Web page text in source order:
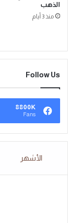
الذهب
منذ 3 أيام
Follow Us
8800K
Fans
الأشهر